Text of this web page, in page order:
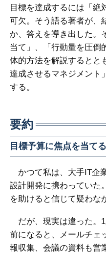
目標を達成するには「絶
可欠。そう語る著者が、
か、答えを導き出した。
当て」、「行動量を圧倒
体的方法を解説するとと
達成させるマネジメント
する。
要約
目標予算に焦点を当てる
かつて私は、大手IT企
設計開発に携わっていた
を助けると信じて疑わな
だが、現実は違った。
前になると、メールチェ
報収集、会議の資料も営